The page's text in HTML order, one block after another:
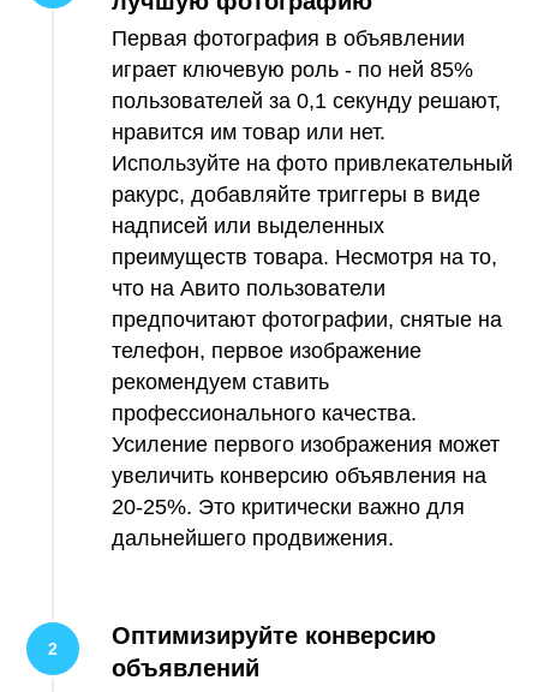
Первая фотография в объявлении
играет ключевую роль - по ней 85%
пользователей за 0,1 секунду решают,
нравится им товар или нет.
Используйте на фото привлекательный
ракурс, добавляйте триггеры в виде
надписей или выделенных
преимуществ товара. Несмотря на то,
что на Авито пользователи
предпочитают фотографии, снятые на
телефон, первое изображение
рекомендуем ставить
профессионального качества.
Усиление первого изображения может
увеличить конверсию объявления на
20-25%. Это критически важно для
дальнейшего продвижения.
Оптимизируйте конверсию
объявлений